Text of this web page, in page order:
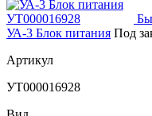
УА-3 Блок питания Под
Артикул
УТ000016928